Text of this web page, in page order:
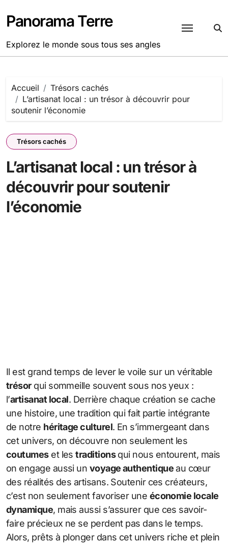
au
contenu
Panorama Terre
Explorez le monde sous tous ses angles
Accueil
Trésors cachés
L’artisanat local : un trésor à découvrir pour
soutenir l’économie
Trésors cachés
L’artisanat local : un trésor à
découvrir pour soutenir
l’économie
Il est grand temps de lever le voile sur un véritable
trésorqui sommeille souvent sous nos yeux :
l’artisanat local. Derrière chaque création se cache
une histoire, une tradition qui fait partie intégrante
de notre héritage culturel. En s’immergeant dans
cet univers, on découvre non seulement les
coutumeset lestraditionsqui nous entourent, mais
on engage aussi un voyage authentiqueau cœur
des réalités des artisans. Soutenir ces créateurs,
c’est non seulement favoriser une économie locale
dynamique, mais aussi s’assurer que ces savoir-
faire précieux ne se perdent pas dans le temps.
Alors, prêts à plonger dans cet univers riche et plein